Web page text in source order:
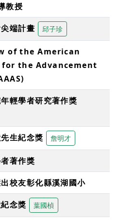
教授
端計畫 邱子珍
of the American
the Advancement
輕學者研究著作獎
生紀念獎 詹明才
著作獎
校友彰化縣溪湖國小
念獎 葉國楨